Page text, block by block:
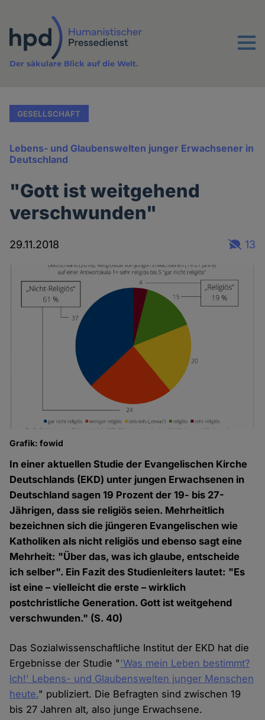
Inhalt
Menu
Der säkulare Blick auf die Welt.
GESELLSCHAFT
Lebens- und Glaubenswelten junger Erwachsener in
Deutschland
"Gott ist weitgehend
verschwunden"
29.11.2018 13
Grafik: fowid
In einer aktuellen Studie der Evangelischen Kirche
Deutschlands (EKD) unter jungen Erwachsenen in
Deutschland sagen 19 Prozent der 19- bis 27-
Jährigen, dass sie religiös seien. Mehrheitlich
bezeichnen sich die jüngeren Evangelischen wie
Katholiken als nicht religiös und ebenso sagt eine
Mehrheit: "Über das, was ich glaube, entscheide
ich selber". Ein Fazit des Studienleiters lautet: "Es
ist eine – vielleicht die erste – wirklich
postchristliche Generation. Gott ist weitgehend
verschwunden." (S. 40)
Das Sozialwissenschaftliche Institut der EKD hat die
Ergebnisse der Studie " 'Was mein Leben bestimmt?
Ich!' Lebens- und Glaubenswelten junger Menschen
heute." publiziert. Die Befragten sind zwischen 19
bis 27 Jahren alt, also junge Erwachsene.